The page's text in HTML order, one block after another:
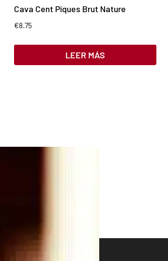
Cava Cent Piques Brut Nature
€8.75
LEER MÁS